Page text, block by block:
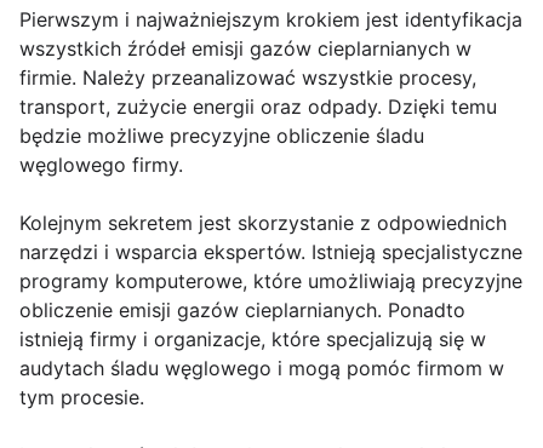
Pierwszym i najważniejszym krokiem jest identyfikacja
wszystkich źródeł emisji gazów cieplarnianych w
firmie. Należy przeanalizować wszystkie procesy,
transport, zużycie energii oraz odpady. Dzięki temu
będzie możliwe precyzyjne obliczenie śladu
węglowego firmy.
Kolejnym sekretem jest skorzystanie z odpowiednich
narzędzi i wsparcia ekspertów. Istnieją specjalistyczne
programy komputerowe, które umożliwiają precyzyjne
obliczenie emisji gazów cieplarnianych. Ponadto
istnieją firmy i organizacje, które specjalizują się w
audytach śladu węglowego i mogą pomóc firmom w
tym procesie.